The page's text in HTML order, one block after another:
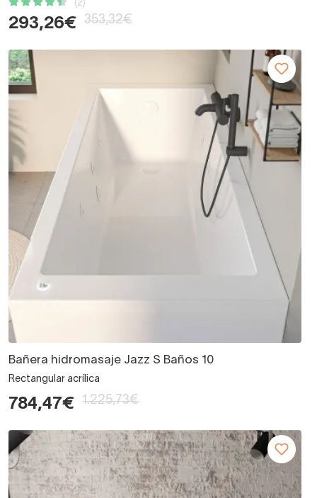
(2)
293,26€ 353,32€
Bañera hidromasaje Jazz S Baños 10
Rectangular acrílica
784,47€ 1.225,73€